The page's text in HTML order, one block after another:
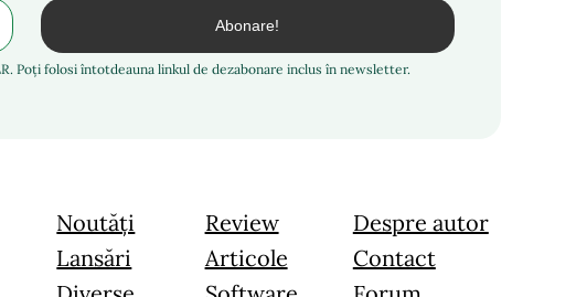
folosi întotdeauna linkul de dezabonare inclus în newsletter.
Noutăți
Lansări
Review
Articole
Despre autor
Contact